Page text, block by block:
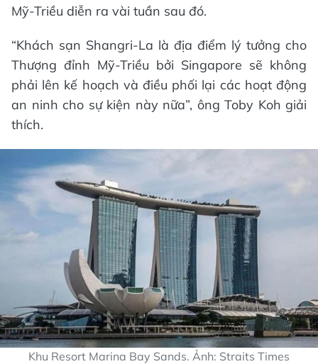
Mỹ-Triều diễn ra vài tuần sau đó.
“Khách sạn Shangri-La là địa điểm lý tưởng cho
Thượng đỉnh Mỹ-Triều bởi Singapore sẽ không
phải lên kế hoạch và điều phối lại các hoạt động
an ninh cho sự kiện này nữa”, ông Toby Koh giải
thích.
Khu Resort Marina Bay Sands. Ảnh: Straits Times